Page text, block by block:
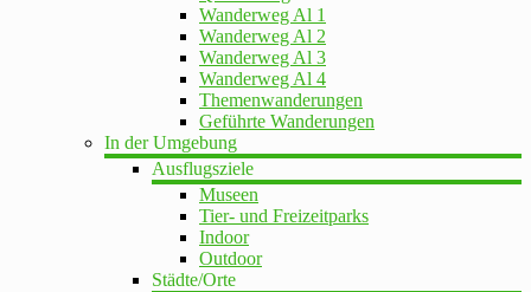
Wanderweg Al 1
Wanderweg Al 2
Wanderweg Al 3
Wanderweg Al 4
Themenwanderungen
Geführte Wanderungen
In der Umgebung
Ausflugsziele
Museen
Tier- und Freizeitparks
Indoor
Outdoor
Städte/Orte